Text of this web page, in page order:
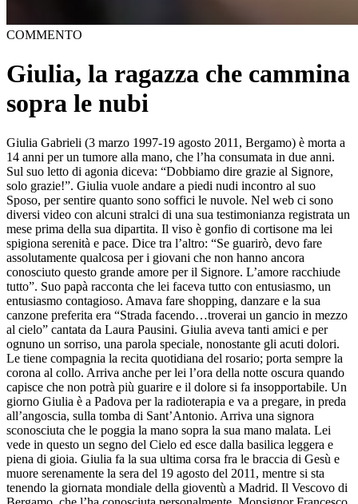
COMMENTO
Giulia, la ragazza che cammina
sopra le nubi
Giulia Gabrieli (3 marzo 1997-19 agosto 2011, Bergamo) è morta a
14 anni per un tumore alla mano, che l’ha consumata in due anni.
Sul suo letto di agonia diceva: “Dobbiamo dire grazie al Signore,
solo grazie!”. Giulia vuole andare a piedi nudi incontro al suo
Sposo, per sentire quanto sono soffici le nuvole. Nel web ci sono
diversi video con alcuni stralci di una sua testimonianza registrata un
mese prima della sua dipartita. Il viso è gonfio di cortisone ma lei
spigiona serenità e pace. Dice tra l’altro: “Se guarirò, devo fare
assolutamente qualcosa per i giovani che non hanno ancora
conosciuto questo grande amore per il Signore. L’amore racchiude
tutto”. Suo papà racconta che lei faceva tutto con entusiasmo, un
entusiasmo contagioso. Amava fare shopping, danzare e la sua
canzone preferita era “Strada facendo…troverai un gancio in mezzo
al cielo” cantata da Laura Pausini. Giulia aveva tanti amici e per
ognuno un sorriso, una parola speciale, nonostante gli acuti dolori.
Le tiene compagnia la recita quotidiana del rosario; porta sempre la
corona al collo. Arriva anche per lei l’ora della notte oscura quando
capisce che non potrà più guarire e il dolore si fa insopportabile. Un
giorno Giulia è a Padova per la radioterapia e va a pregare, in preda
all’angoscia, sulla tomba di Sant’Antonio. Arriva una signora
sconosciuta che le poggia la mano sopra la sua mano malata. Lei
vede in questo un segno del Cielo ed esce dalla basilica leggera e
piena di gioia. Giulia fa la sua ultima corsa fra le braccia di Gesù e
muore serenamente la sera del 19 agosto del 2011, mentre si sta
tenendo la giornata mondiale della gioventù a Madrid. Il Vescovo di